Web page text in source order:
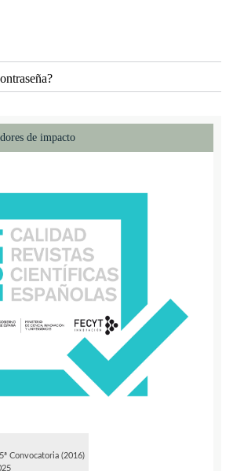
de impacto